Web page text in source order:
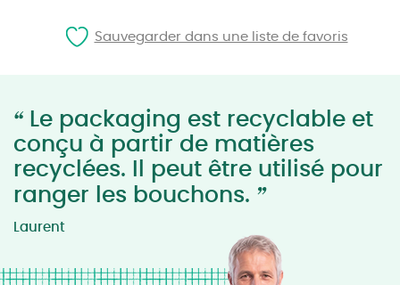
“ Le packaging est recyclable et
conçu à partir de matières
recyclées. Il peut être utilisé pour
ranger les bouchons. ”
Laurent
Sauvegarder dans une liste de favoris